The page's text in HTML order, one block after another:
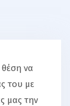
να
του με
μας την